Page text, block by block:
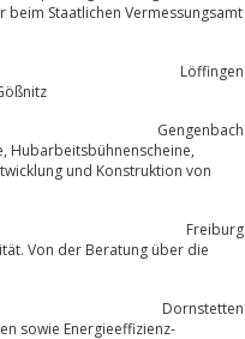
Staatlichen Vermessungsamt
Löffingen
Gößnitz
Gengenbach
Freiburg
Dornstetten
sowie Energieeffizienz-